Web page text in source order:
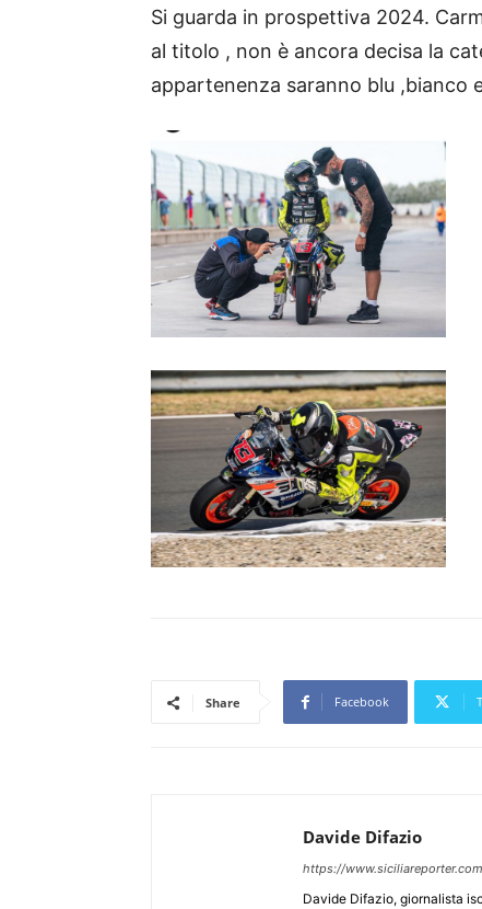
Si guarda in prospettiva 2024.
al titolo , non è ancora decisa la
appartenenza saranno blu ,bianco
Share Facebook
Davide Difazio
https://www.siciliareporter.com
Davide Difazio, giornalista